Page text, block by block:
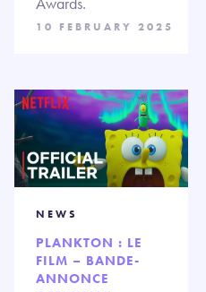
10 FEBRUARY 2025
NEWS
PLANKTON : LE
FILM – BANDE-
ANNONCE